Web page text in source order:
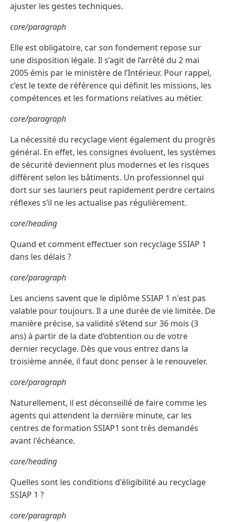
ajuster les gestes techniques.
core/paragraph
Elle est obligatoire, car son fondement repose sur
une disposition légale. Il s’agit de l’arrêté du 2 mai
2005 émis par le ministère de l’Intérieur. Pour rappel,
c’est le texte de référence qui définit les missions, les
compétences et les formations relatives au métier.
core/paragraph
La nécessité du recyclage vient également du progrès
général. En effet, les consignes évoluent, les systèmes
de sécurité deviennent plus modernes et les risques
diffèrent selon les bâtiments. Un professionnel qui
dort sur ses lauriers peut rapidement perdre certains
réflexes s’il ne les actualise pas régulièrement.
core/heading
Quand et comment effectuer son recyclage SSIAP 1
dans les délais ?
core/paragraph
Les anciens savent que le diplôme SSIAP 1 n'est pas
valable pour toujours. Il a une durée de vie limitée. De
manière précise, sa validité s’étend sur 36 mois (3
ans) à partir de la date d’obtention ou de votre
dernier recyclage. Dès que vous entrez dans la
troisième année, il faut donc penser à le renouveler.
core/paragraph
Naturellement, il est déconseillé de faire comme les
agents qui attendent la dernière minute, car les
centres de formation SSIAP1 sont très demandés
avant l'échéance.
core/heading
Quelles sont les conditions d'éligibilité au recyclage
SSIAP 1 ?
core/paragraph